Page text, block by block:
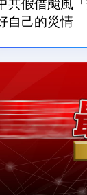
共假借颱風
自己的災情